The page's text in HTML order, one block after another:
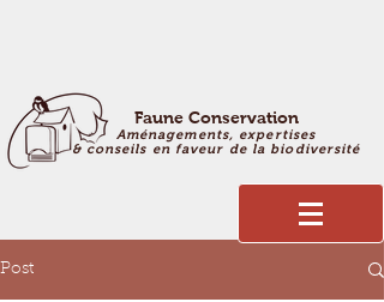
Faune Conservation
Aménagements, expertises
& conseils en faveur de la biodiversité
Post